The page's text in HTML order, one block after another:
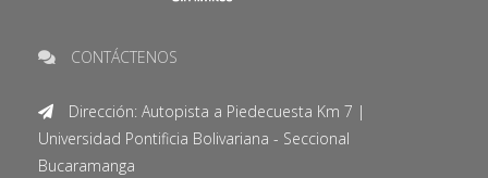
CONTÁCTENOS
Dirección: Autopista a Piedecuesta Km 7 |
Universidad Pontificia Bolivariana - Seccional
Bucaramanga